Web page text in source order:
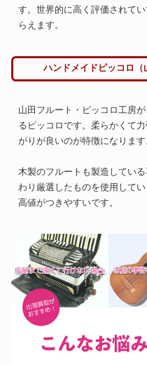
す。世界的に高く評価されて
らえます。
ハンドメイドピッコロ（
山田フルート・ピッコロ工房
るピッコロです。柔らかくて
がりが良いのが特徴になります
木製のフルートも製造してい
わり厳選したものを使用して
高値がつきやすいです。